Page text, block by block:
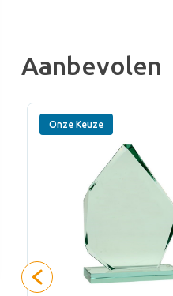
Aanbevolen
Onze Keuze